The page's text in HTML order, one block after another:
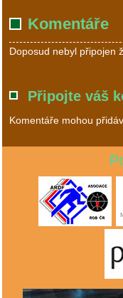
Komentáře
Doposud nebyl připojen
Připojte váš
Komentáře mohou